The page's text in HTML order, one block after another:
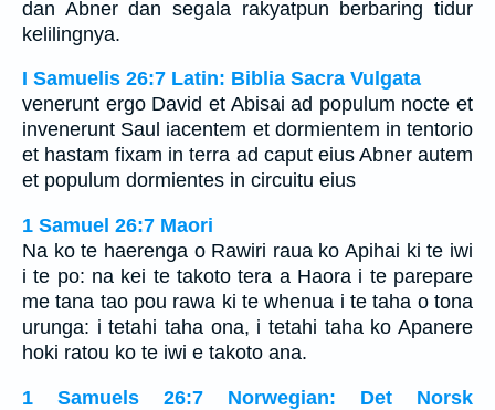
dan Abner dan segala rakyatpun berbaring tidur
kelilingnya.
I Samuelis 26:7 Latin: Biblia Sacra Vulgata
venerunt ergo David et Abisai ad populum nocte et
invenerunt Saul iacentem et dormientem in tentorio
et hastam fixam in terra ad caput eius Abner autem
et populum dormientes in circuitu eius
1 Samuel 26:7 Maori
Na ko te haerenga o Rawiri raua ko Apihai ki te iwi
i te po: na kei te takoto tera a Haora i te parepare
me tana tao pou rawa ki te whenua i te taha o tona
urunga: i tetahi taha ona, i tetahi taha ko Apanere
hoki ratou ko te iwi e takoto ana.
1 Samuels 26:7 Norwegian: Det Norsk